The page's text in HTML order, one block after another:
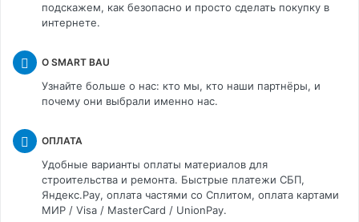
подскажем, как безопасно и просто сделать покупку в
интернете.
О SMART BAU
Узнайте больше о нас: кто мы, кто наши партнёры, и
почему они выбрали именно нас.
ОПЛАТА
Удобные варианты оплаты материалов для
строительства и ремонта. Быстрые платежи СБП,
Яндекс.Pay, оплата частями со Сплитом, оплата картами
МИР / Visa / MasterCard / UnionPay.